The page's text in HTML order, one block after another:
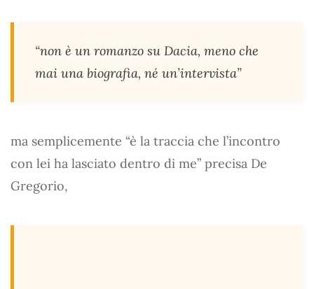
“non è un romanzo su Dacia, meno che
mai una biografia, né un’intervista”
ma semplicemente “è la traccia che l’incontro
con lei ha lasciato dentro di me” precisa De
Gregorio,